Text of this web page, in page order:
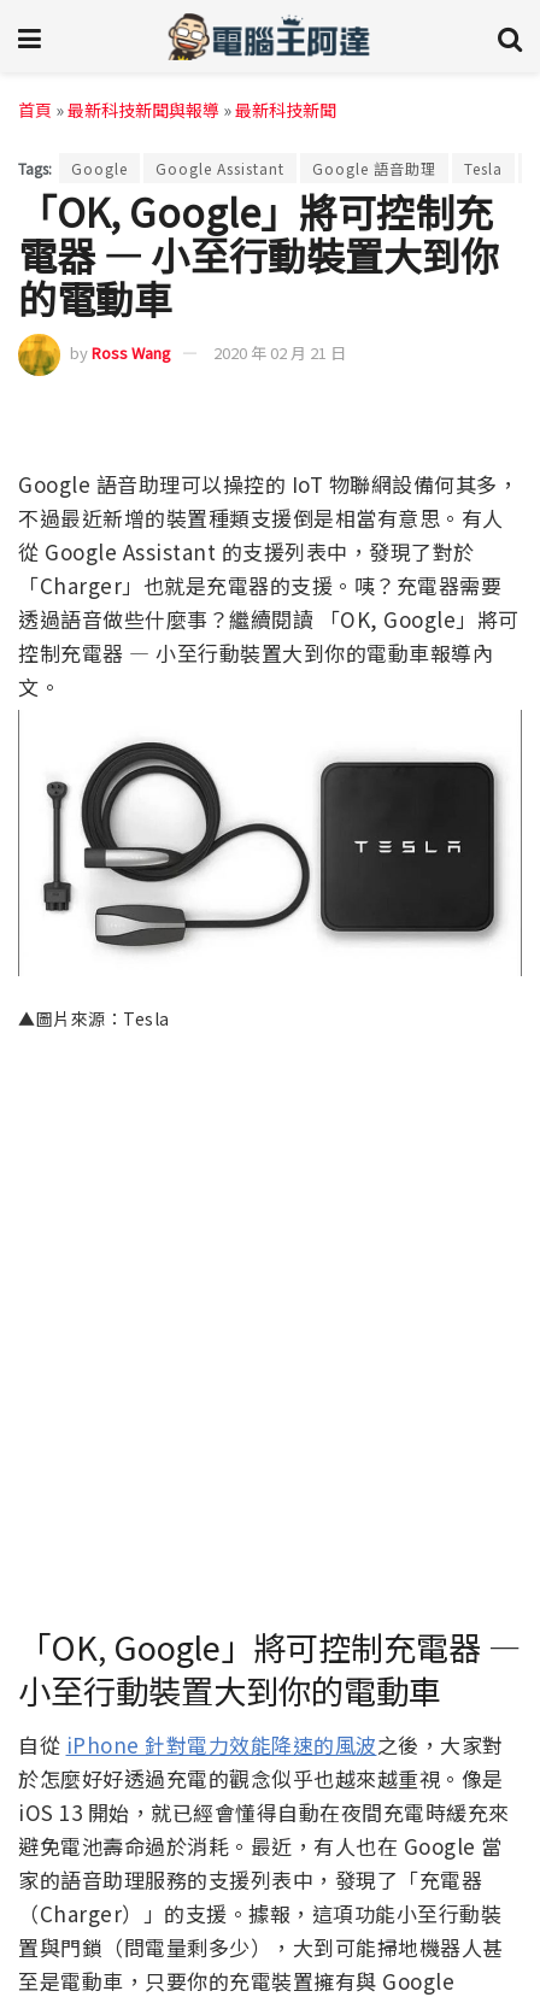
首頁 »最新科技新聞與報導 »最新科技新聞
Tags: Google Google Assistant Google 語音助理 Tesla
「OK, Google」將可控制充
電器 — 小至行動裝置大到你
的電動車
byRoss Wang 2020 年 02 月 21 日
Google 語音助理可以操控的 IoT 物聯網設備何其多，
不過最近新增的裝置種類支援倒是相當有意思。有人
從 Google Assistant 的支援列表中，發現了對於
「Charger」也就是充電器的支援。咦？充電器需要
透過語音做些什麼事？繼續閱讀 「OK, Google」將可
控制充電器 — 小至行動裝置大到你的電動車報導內
文。
▲圖片來源：Tesla
「OK, Google」將可控制充電器 —
小至行動裝置大到你的電動車
自從 iPhone 針對電力效能降速的風波之後，大家對
於怎麼好好透過充電的觀念似乎也越來越重視。像是
iOS 13 開始，就已經會懂得自動在夜間充電時緩充來
避免電池壽命過於消耗。最近，有人也在 Google 當
家的語音助理服務的支援列表中，發現了「充電器
（Charger）」的支援。據報，這項功能小至行動裝
置與門鎖（問電量剩多少），大到可能掃地機器人甚
至是電動車，只要你的充電裝置擁有與 Google